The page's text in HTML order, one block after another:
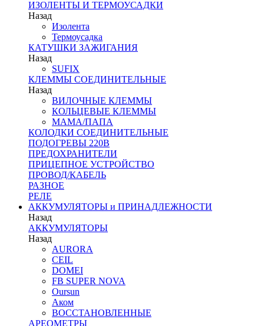
ИЗОЛЕНТЫ И ТЕРМОУСАДКИ
Назад
Изолента
Термоусадка
КАТУШКИ ЗАЖИГАНИЯ
Назад
SUFIX
КЛЕММЫ СОЕДИНИТЕЛЬНЫЕ
Назад
ВИЛОЧНЫЕ КЛЕММЫ
КОЛЬЦЕВЫЕ КЛЕММЫ
МАМА/ПАПА
КОЛОДКИ СОЕДИНИТЕЛЬНЫЕ
ПОДОГРЕВЫ 220В
ПРЕДОХРАНИТЕЛИ
ПРИЦЕПНОЕ УСТРОЙСТВО
ПРОВОД/КАБЕЛЬ
РАЗНОЕ
РЕЛЕ
АККУМУЛЯТОРЫ и ПРИНАДЛЕЖНОСТИ
Назад
АККУМУЛЯТОРЫ
Назад
AURORA
CEIL
DOMEI
FB SUPER NOVA
Oursun
Аком
ВОССТАНОВЛЕННЫЕ
АРЕОМЕТРЫ